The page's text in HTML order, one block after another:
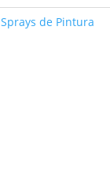
Sprays de Pintura